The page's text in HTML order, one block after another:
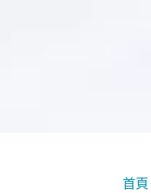
首頁